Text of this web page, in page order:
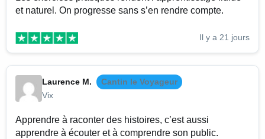
et naturel. On progresse sans s’en rendre compte.
Il y a 21 jours
Laurence M.
Cantin le Voyageur
Vix
Apprendre à raconter des histoires, c’est aussi
apprendre à écouter et à comprendre son public.